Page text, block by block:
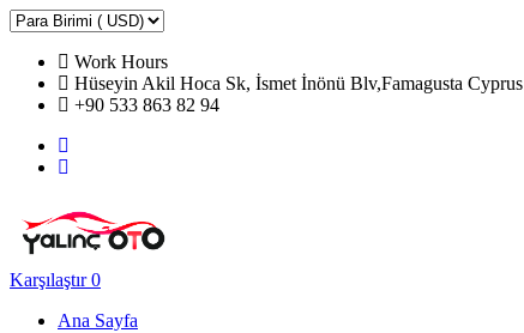
Work Hours
Hüseyin Akil Hoca Sk, İsmet İnönü Blv,Famagusta Cyprus
+90 533 863 82 94
Karşılaştır 0
Ana Sayfa